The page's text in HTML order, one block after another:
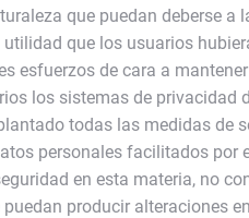
que puedan deberse
que los usuarios
esfuerzos de cara a
los sistemas de
todas las medidas
personales facilitados por
en esta materia, no
puedan producir